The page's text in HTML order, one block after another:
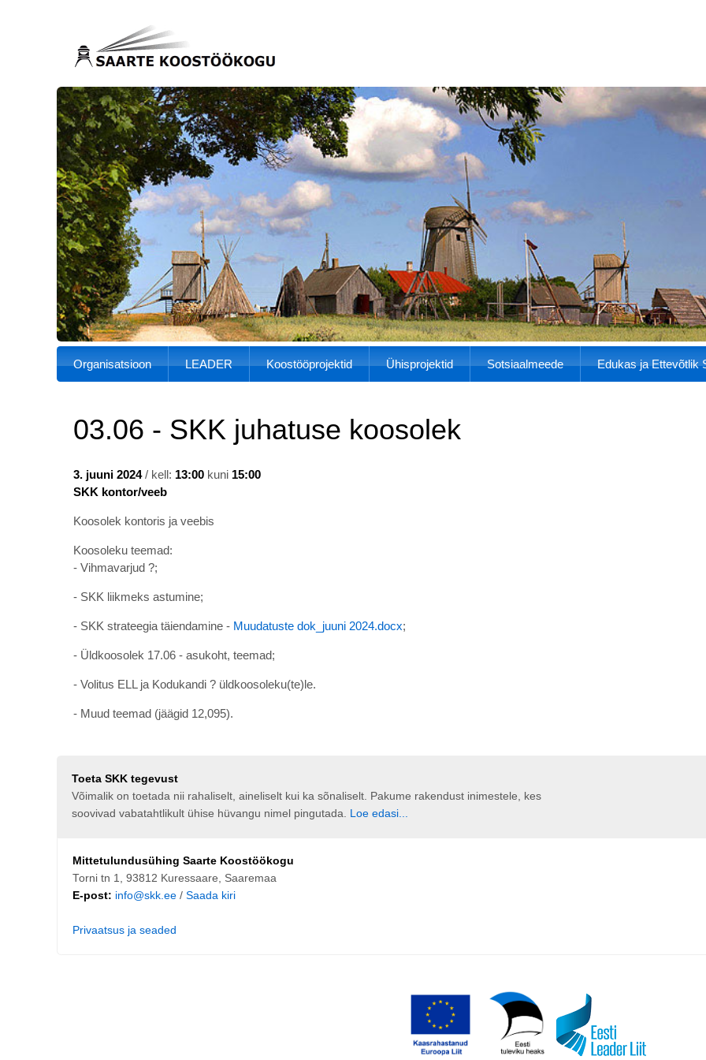
Organisatsioon LEADER Koostööprojektid Ühisprojektid Sotsiaalmeede Edukas ja Ettevõtlik
03.06 - SKK juhatuse koosolek
3. juuni 2024/ kell: 13:00 kuni 15:00
SKK kontor/veeb
Koosolek kontoris ja veebis
Koosoleku teemad:
- Vihmavarjud ?;
- SKK liikmeks astumine;
- SKK strateegia täiendamine - Muudatuste dok_juuni 2024.docx;
- Üldkoosolek 17.06 - asukoht, teemad;
- Volitus ELL ja Kodukandi ? üldkoosoleku(te)le.
- Muud teemad (jäägid 12,095).
Toeta SKK tegevust
Võimalik on toetada nii rahaliselt, aineliselt kui ka sõnaliselt. Pakume rakendust inimestele, kes
soovivad vabatahtlikult ühise hüvangu nimel pingutada. Loe edasi...
Mittetulundusühing Saarte Koostöökogu
Torni tn 1, 93812 Kuressaare, Saaremaa
E-post: info@skk.ee/ Saada kiri
Privaatsus ja seaded